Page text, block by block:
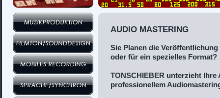
AUDIO MASTERING
Sie Planen die
oder für ein spezielles Format?
TONSCHIEBER unterzieht
professionellem